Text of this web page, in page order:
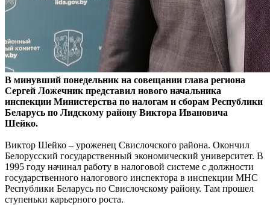
В минувший понедельник на совещании глава региона
Сергей Ложечник представил нового начальника
инспекции Министерства по налогам и сборам Республики
Беларусь по Лидскому району Виктора Ивановича
Шейко.
Виктор Шейко – уроженец Свислочского района. Окончил
Белорусский государственный экономический университет. В
1995 году начинал работу в налоговой системе с должности
государственного налогового инспектора в инспекции МНС
Республики Беларусь по Свислочскому району. Там прошел
ступеньки карьерного роста.